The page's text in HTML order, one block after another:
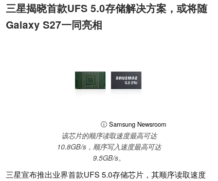
三星揭晓首款UFS 5.0存储解决方案，或将随
Galaxy S27一同亮相
ⓘ Samsung Newsroom
该芯片的顺序读取速度最高可达
10.8GB/s，顺序写入速度最高可达
9.5GB/s。
三星宣布推出业界首款UFS 5.0存储芯片，其顺序读取速度